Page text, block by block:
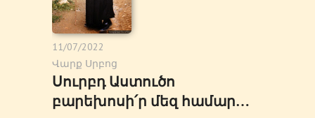
11/07/2022
Վարք Սրբոց
Սուրբդ Աստուծո
բարեխոսի՛ր մեզ համար…